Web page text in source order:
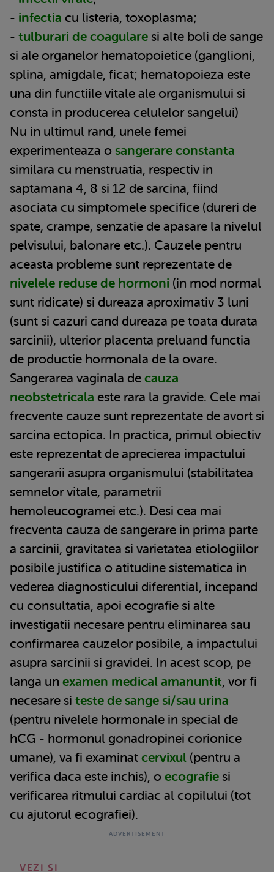
- infectia cu listeria, toxoplasma;
- tulburari de coagulare si alte boli de sange
si ale organelor hematopoietice (ganglioni,
splina, amigdale, ficat; hematopoieza este
una din functiile vitale ale organismului si
consta in producerea celulelor sangelui)
Nu in ultimul rand, unele femei
experimenteaza o sangerare constanta
similara cu menstruatia, respectiv in
saptamana 4, 8 si 12 de sarcina, fiind
asociata cu simptomele specifice (dureri de
spate, crampe, senzatie de apasare la nivelul
pelvisului, balonare etc.). Cauzele pentru
aceasta probleme sunt reprezentate de
nivelele reduse de hormoni (in mod normal
sunt ridicate) si dureaza aproximativ 3 luni
(sunt si cazuri cand dureaza pe toata durata
sarcinii), ulterior placenta preluand functia
de productie hormonala de la ovare.
Sangerarea vaginala de cauza
neobstetricala este rara la gravide. Cele mai
frecvente cauze sunt reprezentate de avort si
sarcina ectopica. In practica, primul obiectiv
este reprezentat de aprecierea impactului
sangerarii asupra organismului (stabilitatea
semnelor vitale, parametrii
hemoleucogramei etc.). Desi cea mai
frecventa cauza de sangerare in prima parte
a sarcinii, gravitatea si varietatea etiologiilor
posibile justifica o atitudine sistematica in
vederea diagnosticului diferential, incepand
cu consultatia, apoi ecografie si alte
investigatii necesare pentru eliminarea sau
confirmarea cauzelor posibile, a impactului
asupra sarcinii si gravidei. In acest scop, pe
langa un examen medical amanuntit, vor fi
necesare si teste de sange si/sau urina
(pentru nivelele hormonale in special de
hCG - hormonul gonadropinei corionice
umane), va fi examinat cervixul (pentru a
verifica daca este inchis), o ecografie si
verificarea ritmului cardiac al copilului (tot
cu ajutorul ecografiei).
VEZI SI